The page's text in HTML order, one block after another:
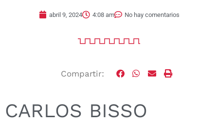
abril 9, 2024 4:08 am No hay comentarios
Compartir:
CARLOS BISSO